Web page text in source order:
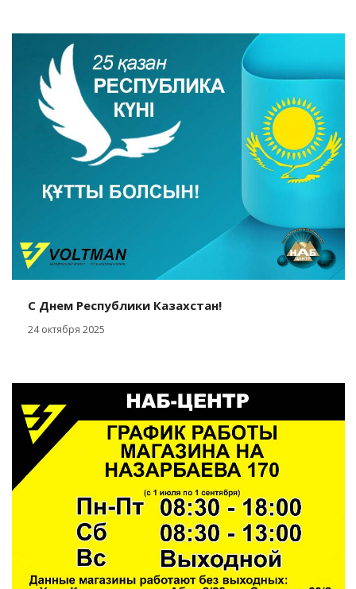
C Днем Республики Казахстан!
24 октября 2025